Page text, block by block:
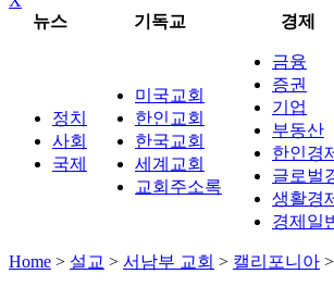
뉴스
기독교 경제
정치
사회
국제
미국교회
한인교회
한국교회
세계교회
교회주소록
금융
증권
기업
부동산
한인경
글로벌
생활경
경제일
Home > 설교 > 서남부 교회 > 캘리포니아 >